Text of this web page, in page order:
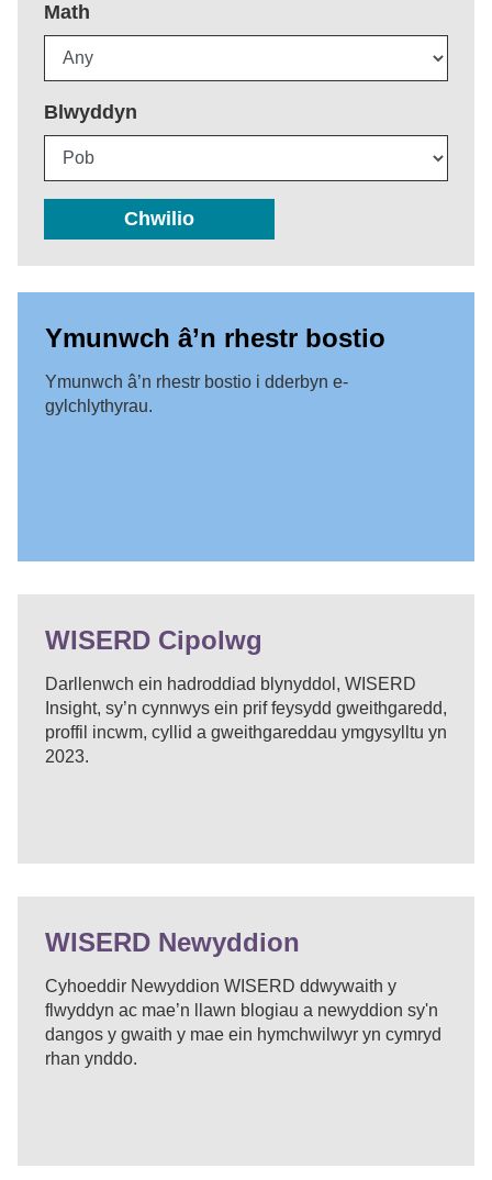
Math
Blwyddyn
Chwilio
Ymunwch â’n rhestr bostio
Ymunwch â’n rhestr bostio i dderbyn e-
gylchlythyrau.
WISERD Cipolwg
Darllenwch ein hadroddiad blynyddol, WISERD
Insight, sy’n cynnwys ein prif feysydd gweithgaredd,
proffil incwm, cyllid a gweithgareddau ymgysylltu yn
2023.
WISERD Newyddion
Cyhoeddir Newyddion WISERD ddwywaith y
flwyddyn ac mae’n llawn blogiau a newyddion sy'n
dangos y gwaith y mae ein hymchwilwyr yn cymryd
rhan ynddo.